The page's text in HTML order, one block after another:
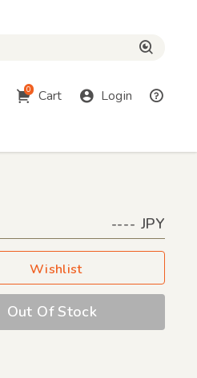
0 Cart Login
---- JPY
Wishlist
Out Of Stock